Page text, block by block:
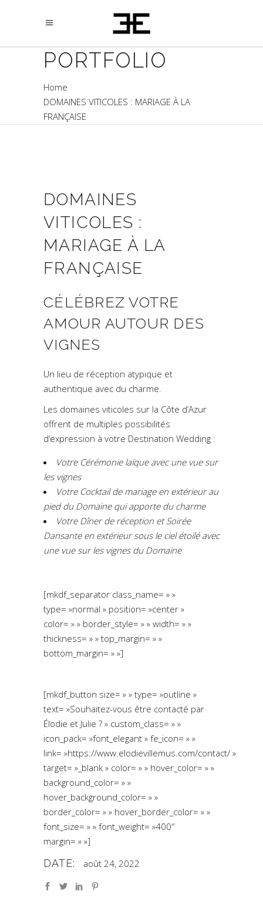
PORTFOLIO
Home
DOMAINES VITICOLES : MARIAGE À LA
FRANÇAISE
DOMAINES
VITICOLES :
MARIAGE À LA
FRANÇAISE
CÉLÉBREZ VOTRE
AMOUR AUTOUR DES
VIGNES
Un lieu de réception atypique et
authentique avec du charme.
Les domaines viticoles sur la Côte d’Azur
offrent de multiples possibilités
d’expression à votre Destination Wedding :
Votre Cérémonie laïque avec une vue sur
les vignes
Votre Cocktail de mariage en extérieur au
pied du Domaine qui apporte du charme
Votre Dîner de réception et Soirée
Dansante en extérieur sous le ciel étoilé avec
une vue sur les vignes du Domaine
[mkdf_separator class_name= » »
type= »normal » position= »center »
color= » » border_style= » » width= » »
thickness= » » top_margin= » »
bottom_margin= » »]
[mkdf_button size= » » type= »outline »
text= »Souhaitez-vous être contacté par
Élodie et Julie ? » custom_class= » »
icon_pack= »font_elegant » fe_icon= » »
link= »https://www.elodievillemus.com/contact/ »
target= »_blank » color= » » hover_color= » »
background_color= » »
hover_background_color= » »
border_color= » » hover_border_color= » »
font_size= » » font_weight= »400″
margin= » »]
DATE: août 24, 2022